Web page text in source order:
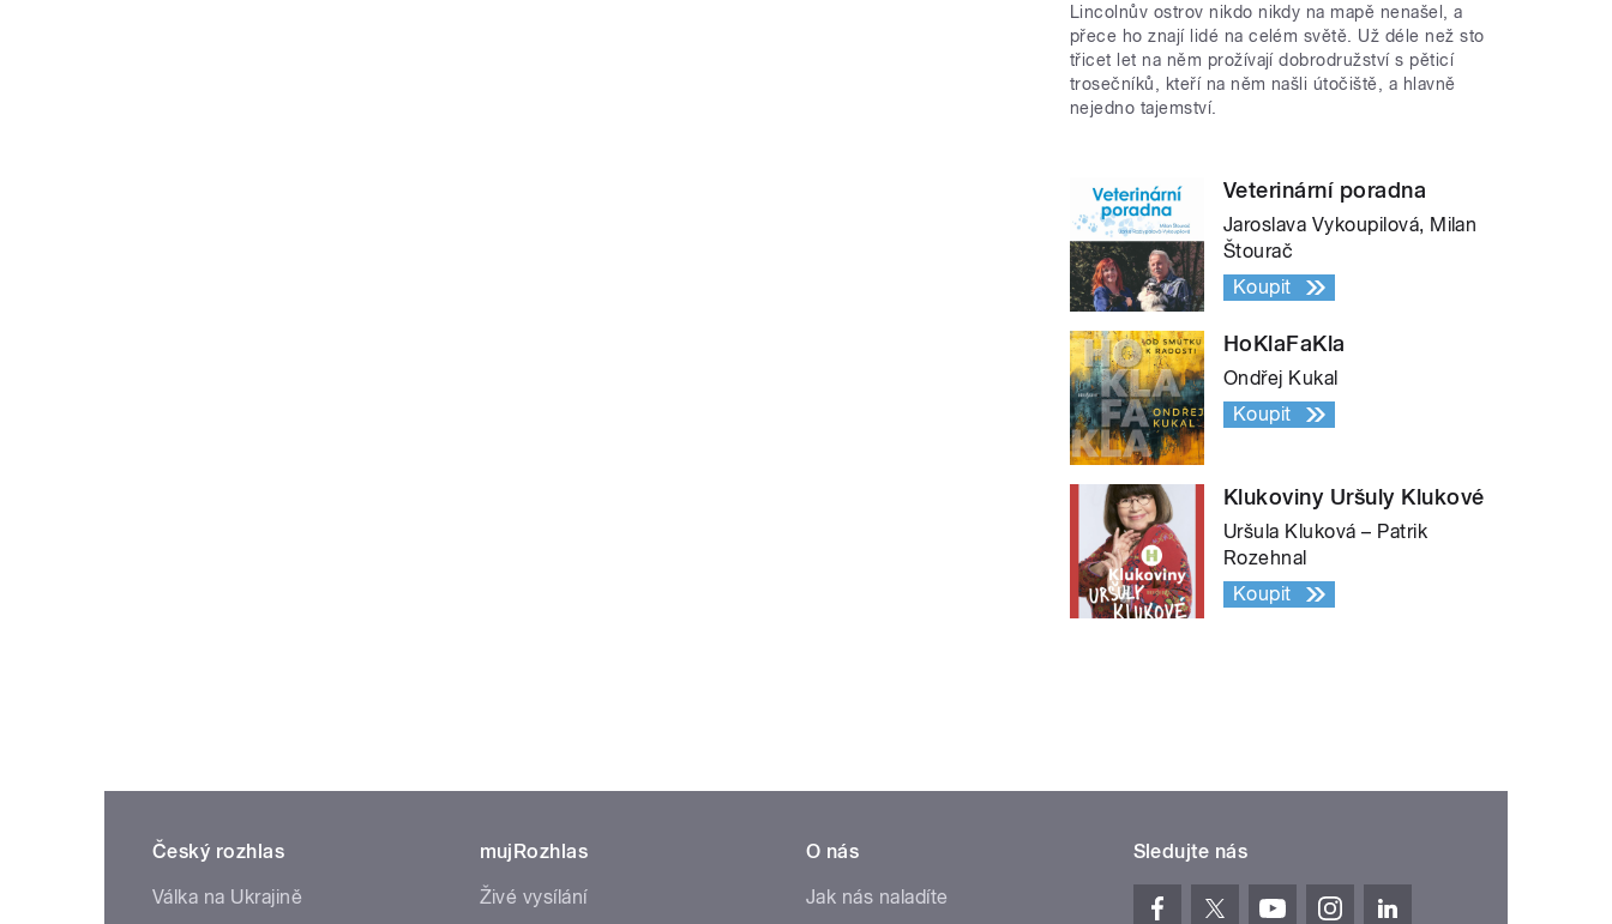
Lincolnův ostrov nikdo nikdy na mapě nenašel, a
přece ho znají lidé na celém světě. Už déle než sto
třicet let na něm prožívají dobrodružství s pěticí
trosečníků, kteří na něm našli útočiště, a hlavně
nejedno tajemství.
Veterinární poradna
Jaroslava Vykoupilová, Milan
Štourač
Koupit
HoKlaFaKla
Ondřej Kukal
Koupit
Klukoviny Uršuly Klukové
Uršula Kluková – Patrik
Rozehnal
Koupit
Český rozhlas
Válka na Ukrajině
mujRozhlas
Živé vysílání
O nás
Jak nás naladíte
Sledujte nás